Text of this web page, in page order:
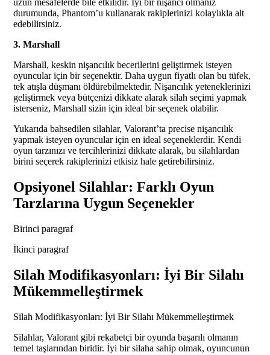
uzun mesafelerde bile etkilidir. İyi bir nişancı olmanız
durumunda, Phantom’u kullanarak rakiplerinizi kolaylıkla alt
edebilirsiniz.
3. Marshall
Marshall, keskin nişancılık becerilerini geliştirmek isteyen
oyuncular için bir seçenektir. Daha uygun fiyatlı olan bu tüfek,
tek atışla düşmanı öldürebilmektedir. Nişancılık yeteneklerinizi
geliştirmek veya bütçenizi dikkate alarak silah seçimi yapmak
isterseniz, Marshall sizin için ideal bir seçenek olabilir.
Yukarıda bahsedilen silahlar, Valorant’ta precise nişancılık
yapmak isteyen oyuncular için en ideal seçeneklerdir. Kendi
oyun tarzınızı ve tercihlerinizi dikkate alarak, bu silahlardan
birini seçerek rakiplerinizi etkisiz hale getirebilirsiniz.
Opsiyonel Silahlar: Farklı Oyun
Tarzlarına Uygun Seçenekler
Birinci paragraf
İkinci paragraf
Silah Modifikasyonları: İyi Bir Silahı
Mükemmelleştirmek
Silah Modifikasyonları: İyi Bir Silahı Mükemmelleştirmek
Silahlar, Valorant gibi rekabetçi bir oyunda başarılı olmanın
temel taşlarından biridir. İyi bir silaha sahip olmak, oyuncunun